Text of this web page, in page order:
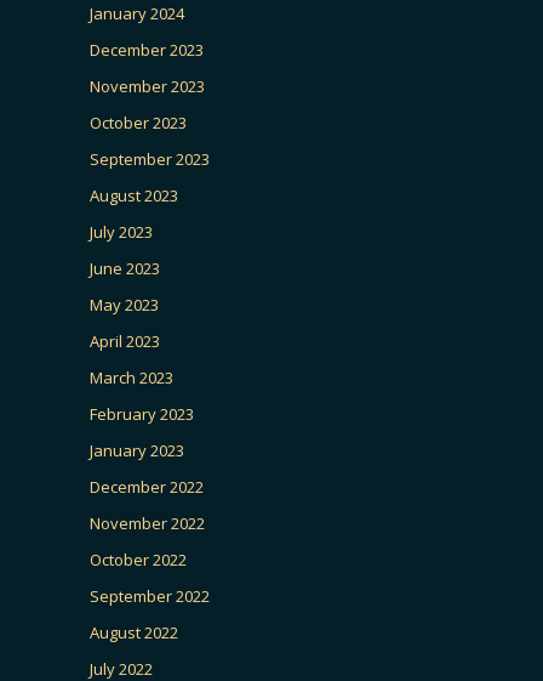
January 2024
December 2023
November 2023
October 2023
September 2023
August 2023
July 2023
June 2023
May 2023
April 2023
March 2023
February 2023
January 2023
December 2022
November 2022
October 2022
September 2022
August 2022
July 2022